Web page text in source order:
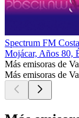
Spectrum FM
Mojácar, Años 80,
Más emisoras de
Más emisoras de